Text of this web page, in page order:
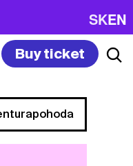
SKEN
Buy ticket